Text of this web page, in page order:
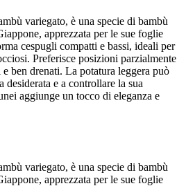
variegato, è una specie di bambù
apprezzata per le sue foglie
cespugli compatti e bassi, ideali per
Preferisce posizioni parzialmente
ben drenati. La potatura leggera può
desiderata e a controllare la sua
aggiunge un tocco di eleganza e
variegato, è una specie di bambù
apprezzata per le sue foglie